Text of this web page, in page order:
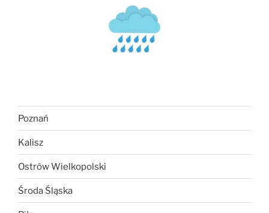
Poznań
Kalisz
Ostrów Wielkopolski
Środa Śląska